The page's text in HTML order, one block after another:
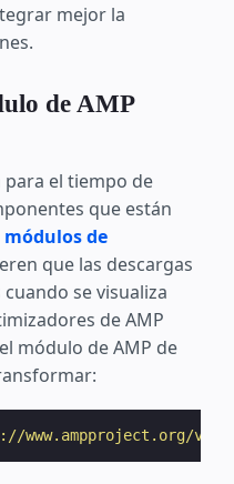
mejor la
de AMP
para el tiempo de
que están
módulos de
que las descargas
se visualiza
de AMP
módulo de AMP de
www.ampproject.org/